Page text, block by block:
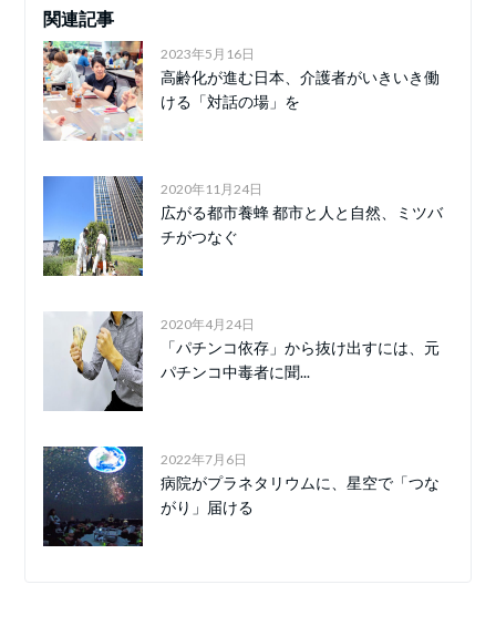
関連記事
2023年5月16日
高齢化が進む日本、介護者がいきいき働
ける「対話の場」を
2020年11月24日
広がる都市養蜂 都市と人と自然、ミツバ
チがつなぐ
2020年4月24日
「パチンコ依存」から抜け出すには、元
パチンコ中毒者に聞...
2022年7月6日
病院がプラネタリウムに、星空で「つな
がり」届ける